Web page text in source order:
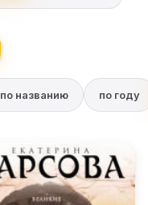
по названию по году